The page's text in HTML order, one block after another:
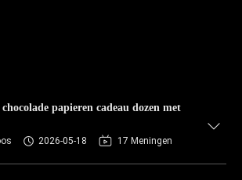
papieren cadeau dozen met
2026-05-18 17 Meningen